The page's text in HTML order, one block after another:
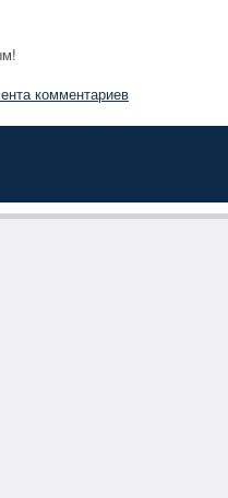
комментариев